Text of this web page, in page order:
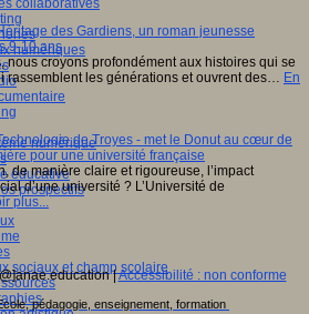
collaboratives
numériques
numérique
éducative
prospectifs
sociaux et champ scolaire
des Gardiens, un roman jeunesse
9-10 ans
nous croyons profondément aux histoires qui se
rassemblent les générations et ouvrent des… En
de Troyes - met le Donut au cœur de
pour une université française
de manière claire et rigoureuse, l’impact
d’une université ? L’Université de
plus...
|Accessibilité : non conforme
pédagogie, enseignement, formation